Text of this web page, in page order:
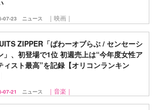
07-23 ニュース ｜映画｜
ZIPPER「ぱわーオブらぶ / センセーシ
」、初登場で1位 初週売上は“今年度女性ア
ィスト最高”を記録【オリコンランキン
07-21 ニュース ｜音楽｜